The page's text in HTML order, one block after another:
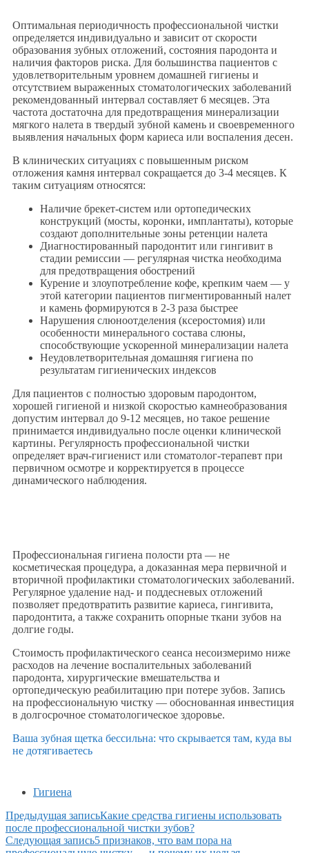
Оптимальная периодичность профессиональной чистки
определяется индивидуально и зависит от скорости
образования зубных отложений, состояния пародонта и
наличия факторов риска. Для большинства пациентов с
удовлетворительным уровнем домашней гигиены и
отсутствием выраженных стоматологических заболеваний
рекомендованный интервал составляет 6 месяцев. Эта
частота достаточна для предотвращения минерализации
мягкого налета в твердый зубной камень и своевременного
выявления начальных форм кариеса или воспаления десен.
В клинических ситуациях с повышенным риском
отложения камня интервал сокращается до 3-4 месяцев. К
таким ситуациям относятся:
Наличие брекет-систем или ортопедических
конструкций (мосты, коронки, имплантаты), которые
создают дополнительные зоны ретенции налета
Диагностированный пародонтит или гингивит в
стадии ремиссии — регулярная чистка необходима
для предотвращения обострений
Курение и злоупотребление кофе, крепким чаем — у
этой категории пациентов пигментированный налет
и камень формируются в 2-3 раза быстрее
Нарушения слюноотделения (ксеростомия) или
особенности минерального состава слюны,
способствующие ускоренной минерализации налета
Неудовлетворительная домашняя гигиена по
результатам гигиенических индексов
Для пациентов с полностью здоровым пародонтом,
хорошей гигиеной и низкой скоростью камнеобразования
допустим интервал до 9-12 месяцев, но такое решение
принимается индивидуально после оценки клинической
картины. Регулярность профессиональной чистки
определяет врач-гигиенист или стоматолог-терапевт при
первичном осмотре и корректируется в процессе
динамического наблюдения.
Профессиональная гигиена полости рта — не
косметическая процедура, а доказанная мера первичной и
вторичной профилактики стоматологических заболеваний.
Регулярное удаление над- и поддесневых отложений
позволяет предотвратить развитие кариеса, гингивита,
пародонтита, а также сохранить опорные ткани зубов на
долгие годы.
Стоимость профилактического сеанса несоизмеримо ниже
расходов на лечение воспалительных заболеваний
пародонта, хирургические вмешательства и
ортопедическую реабилитацию при потере зубов. Запись
на профессиональную чистку — обоснованная инвестиция
в долгосрочное стоматологическое здоровье.
Ваша зубная щетка бессильна: что скрывается там, куда вы
не дотягиваетесь
Гигиена
Предыдущая записьКакие средства гигиены использовать
после профессиональной чистки зубов?
Следующая запись5 признаков, что вам пора на